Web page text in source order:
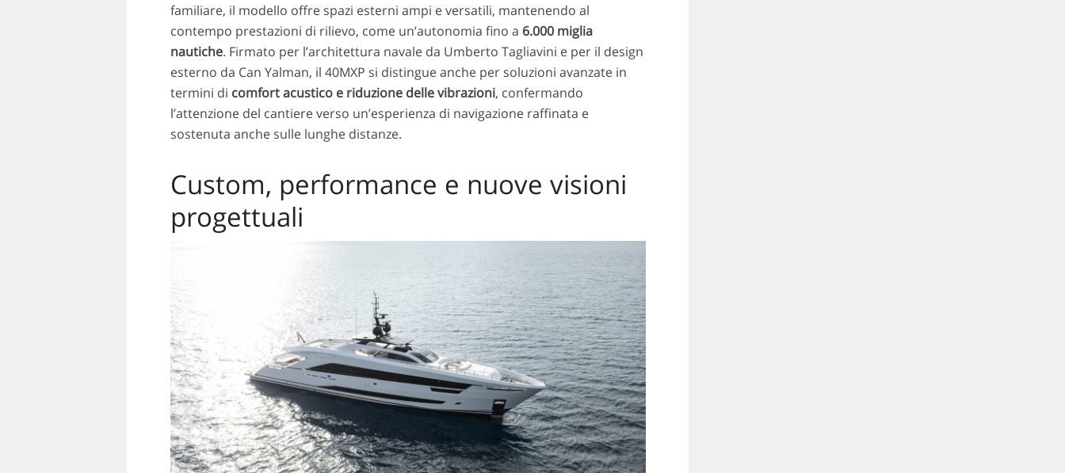
familiare, il modello offre spazi esterni ampi e versatili, mantenendo al
contempo prestazioni di rilievo, come un’autonomia fino a 6.000 miglia
nautiche. Firmato per l’architettura navale da Umberto Tagliavini e per il design
esterno da Can Yalman, il 40MXP si distingue anche per soluzioni avanzate in
termini di comfort acustico e riduzione delle vibrazioni, confermando
l’attenzione del cantiere verso un’esperienza di navigazione raffinata e
sostenuta anche sulle lunghe distanze.
Custom, performance e nuove visioni
progettuali